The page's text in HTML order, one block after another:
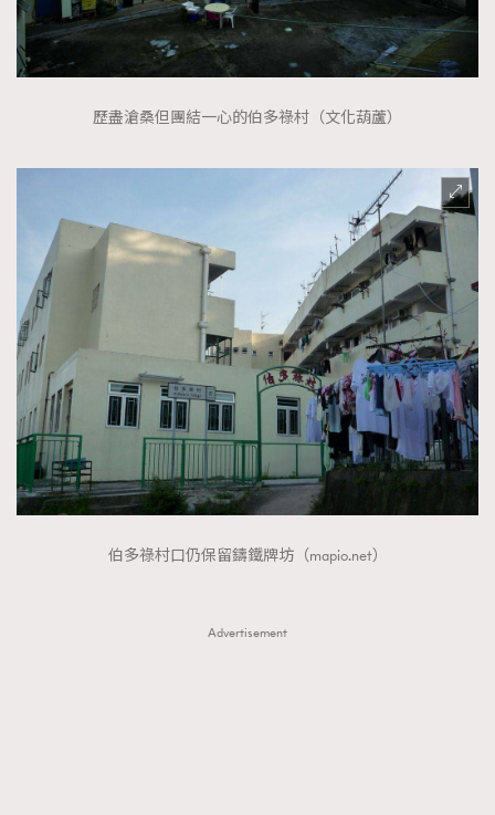
歷盡滄桑但團結一心的伯多祿村（文化葫蘆）
伯多祿村口仍保留鑄鐵牌坊（mapio.net）
Advertisement